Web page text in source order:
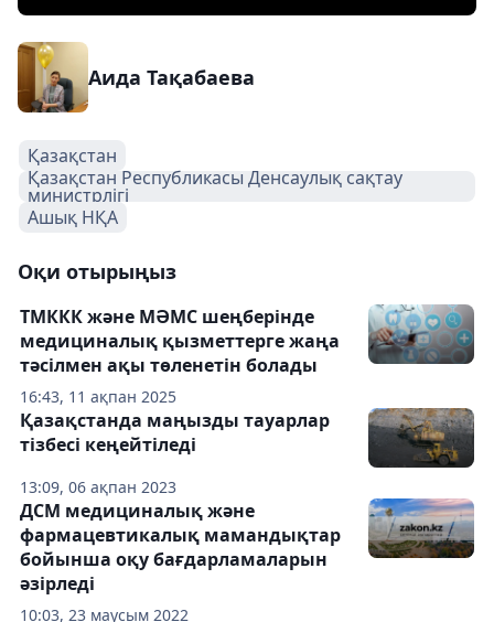
Аида Тақабаева
Қазақстан
Қазақстан Республикасы Денсаулық сақтау
министрлігі
Ашық НҚА
Оқи отырыңыз
16:43, 11 ақпан 2025
ТМККК және МӘМС шеңберінде
медициналық қызметтерге жаңа
тәсілмен ақы төленетін болады
13:09, 06 ақпан 2023
Қазақстанда маңызды тауарлар
тізбесі кеңейтіледі
10:03, 23 маусым 2022
ДСМ медициналық және
фармацевтикалық мамандықтар
бойынша оқу бағдарламаларын
әзірледі